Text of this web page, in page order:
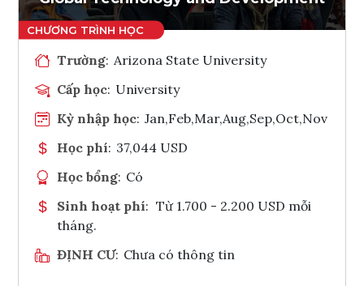
Trường: Arizona State University
Cấp học: University
Kỳ nhập học: Jan,Feb,Mar,Aug,Sep,Oct,Nov
Học phí: 37,044 USD
Học bổng: Có
Sinh hoạt phí: Từ 1.700 - 2.200 USD mỗi
tháng.
ĐỊNH CƯ: Chưa có thông tin